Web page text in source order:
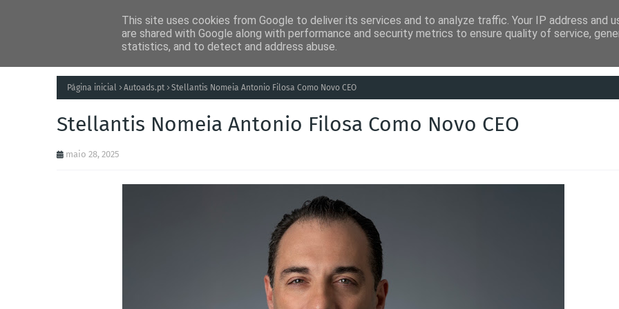
Notícias Tecnologia Análises Entretenimento Humor Saúde
Página inicial Autoads.pt Stellantis Nomeia Antonio Filosa Como Novo CEO
Stellantis Nomeia Antonio Filosa Como Novo CEO
maio 28, 2025
This site uses cookies from Google to deliver its services and to analyze traffic. Your IP address and
are shared with Google along with performance and security metrics to ensure quality of service,
statistics, and to detect and address abuse.